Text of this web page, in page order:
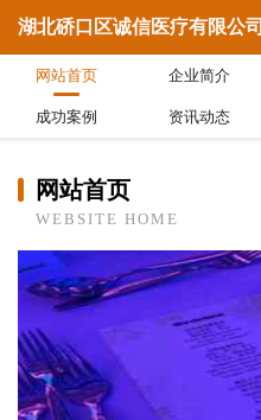
湖北硚口区诚信医疗有限公司
网站首页 企业简介
成功案例 资讯动态
网站首页
WEBSITE HOME